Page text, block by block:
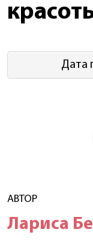
Дата
АВТОР
Лариса